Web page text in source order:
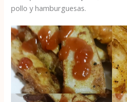
pollo y hamburguesas.